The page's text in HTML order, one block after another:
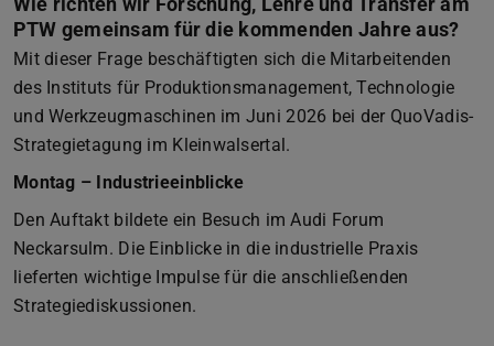
PTW gemeinsam für die kommenden Jahre aus?
Mit dieser Frage beschäftigten sich die Mitarbeitenden
des Instituts für Produktionsmanagement, Technologie
und Werkzeugmaschinen im Juni 2026 bei der QuoVadis-
Strategietagung im Kleinwalsertal.
Montag – Industrieeinblicke
Den Auftakt bildete ein Besuch im Audi Forum
Neckarsulm. Die Einblicke in die industrielle Praxis
lieferten wichtige Impulse für die anschließenden
Strategiediskussionen.